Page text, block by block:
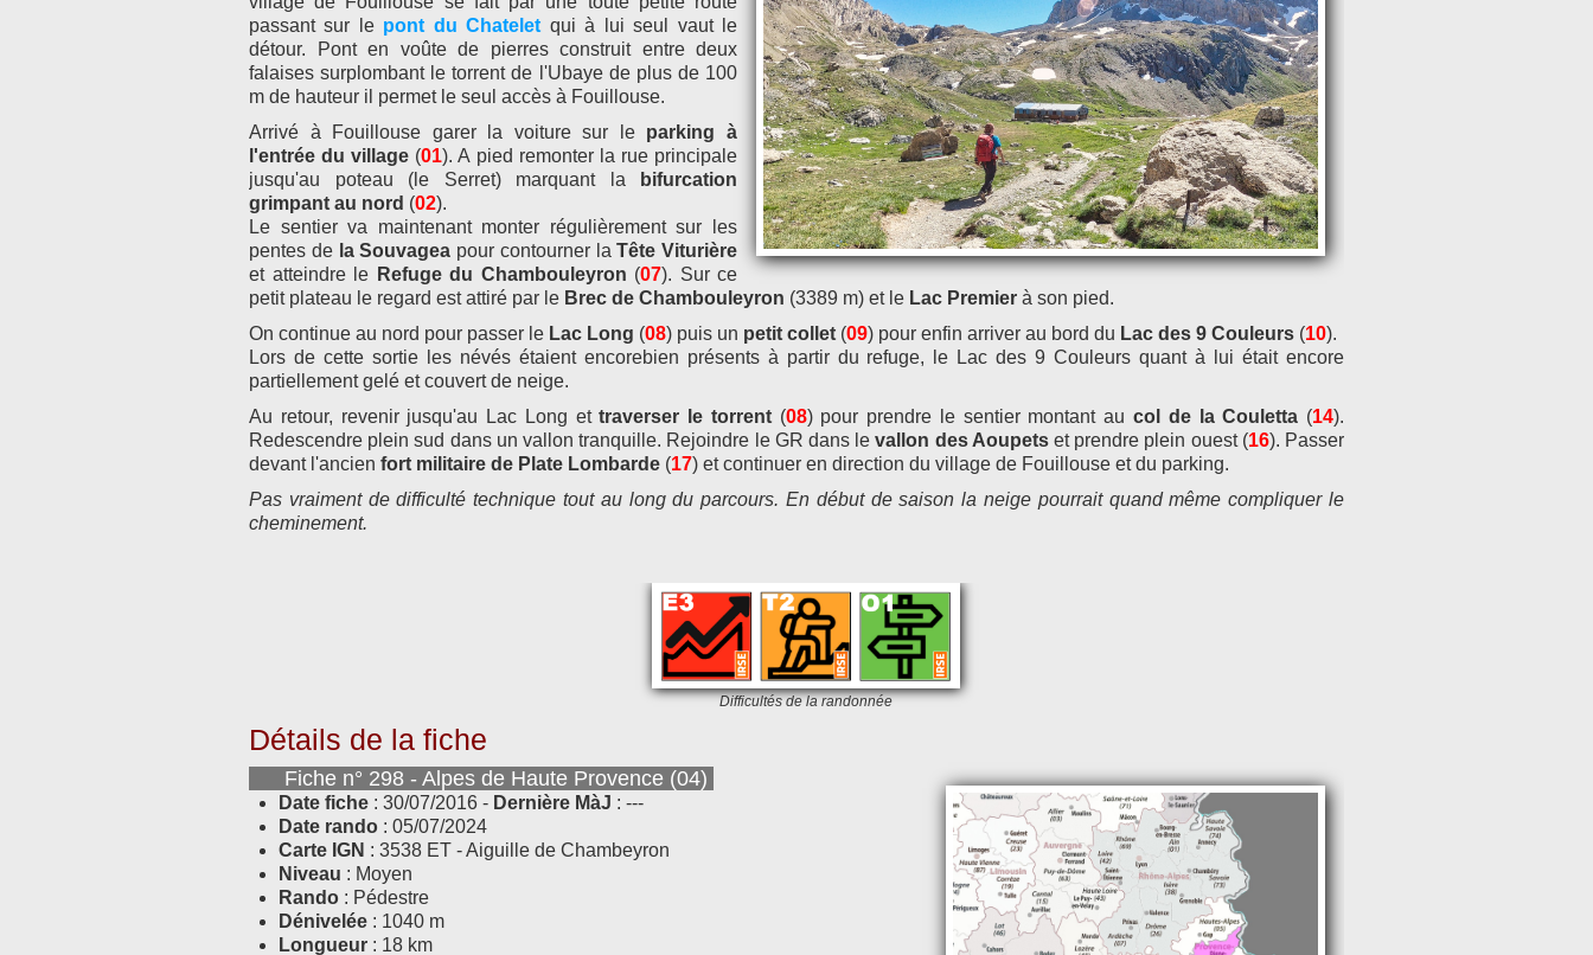
passant sur le pont du Chatelet qui à lui seul vaut le
détour. Pont en voûte de pierres construit entre deux
falaises surplombant le torrent de l'Ubaye de plus de 100
m de hauteur il permet le seul accès à Fouillouse.
Arrivé à Fouillouse garer la voiture sur le parking à
l'entrée du village (01). A pied remonter la rue principale
jusqu'au poteau (le Serret) marquant la
bifurcation
grimpant au nord (02).
Le sentier va maintenant monter régulièrement sur les
pentes de la Souvagea pour contourner laTête Viturière
et atteindre le Refuge du Chambouleyron (07). Sur ce
petit plateau le regard est attiré par le Brec de Chambouleyron (3389 m) et le Lac Premier à son pied.
On continue au nord pour passer le Lac Long (08) puis un petit collet (09) pour enfin arriver au bord du Lac des 9 Couleurs (10).
Lors de cette sortie les névés étaient encorebien présents à partir du refuge, le Lac des 9 Couleurs quant à lui était encore
partiellement gelé et couvert de neige.
Au retour, revenir jusqu'au Lac Long ettraverser le torrent(08) pour prendre le sentier montant au col de la Couletta (14).
Redescendre plein sud dans un vallon tranquille. Rejoindre le GR dans levallon des Aoupetset prendre plein ouest (16). Passer
devant l'ancien fort militaire de Plate Lombarde (17) et continuer en direction du village de Fouillouse et du parking.
Pas vraiment de difficulté technique tout au long du parcours. En début de saison la neige pourrait quand même compliquer le
cheminement.
Difficultés de la randonnée
Détails de la fiche
Fiche n° 298 - Alpes de Haute Provence (04)
Date fiche : 30/07/2016 - Dernière MàJ : ---
Date rando : 05/07/2024
Carte IGN : 3538 ET - Aiguille de Chambeyron
Niveau : Moyen
Rando : Pédestre
Dénivelée : 1040 m
Longueur : 18 km